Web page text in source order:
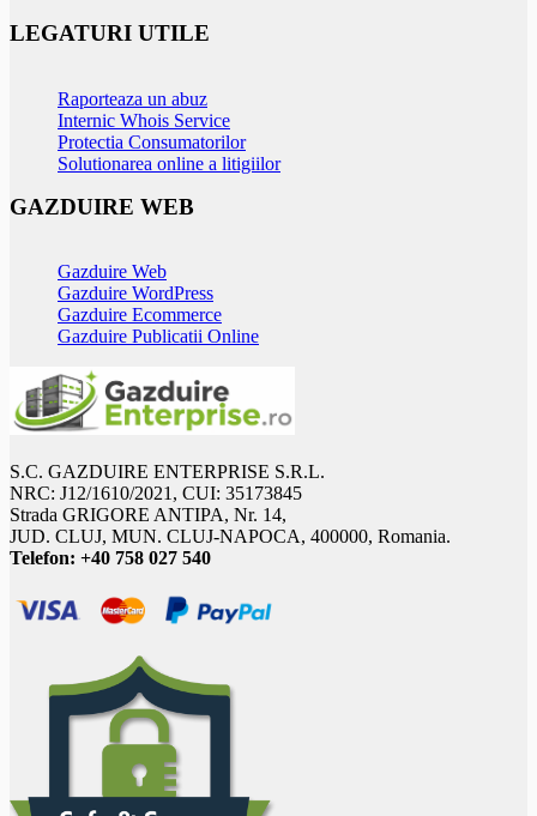
LEGATURI UTILE
Raporteaza un abuz
Internic Whois Service
Protectia Consumatorilor
Solutionarea online a litigiilor
GAZDUIRE WEB
Gazduire Web
Gazduire WordPress
Gazduire Ecommerce
Gazduire Publicatii Online
S.C. GAZDUIRE ENTERPRISE S.R.L.
NRC: J12/1610/2021, CUI: 35173845
Strada GRIGORE ANTIPA, Nr. 14,
JUD. CLUJ, MUN. CLUJ-NAPOCA, 400000, Romania.
Telefon: +40 758 027 540